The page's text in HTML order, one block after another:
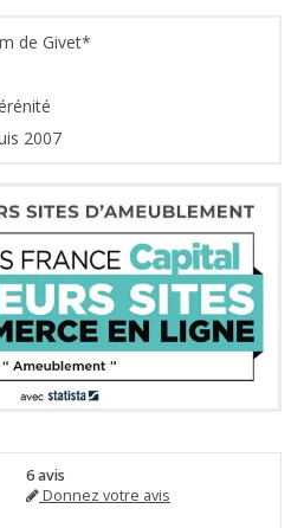
de Givet*
2007
6avis
Donnez votre avis